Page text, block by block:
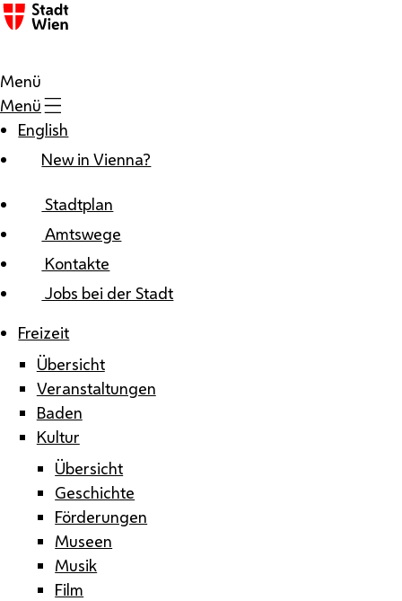
Zum Inhalt
Menü
Menü
English
New in Vienna?
Stadtplan
Amtswege
Kontakte
Jobs bei der Stadt
Freizeit
Übersicht
Veranstaltungen
Baden
Kultur
Übersicht
Geschichte
Förderungen
Museen
Musik
Film